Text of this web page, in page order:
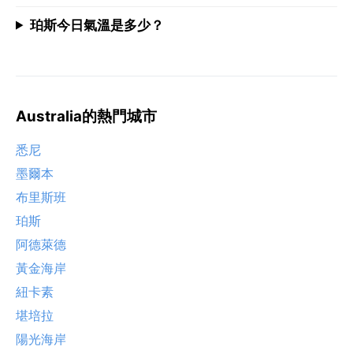
珀斯今日氣溫是多少？
Australia的熱門城市
悉尼
墨爾本
布里斯班
珀斯
阿德萊德
黃金海岸
紐卡素
堪培拉
陽光海岸